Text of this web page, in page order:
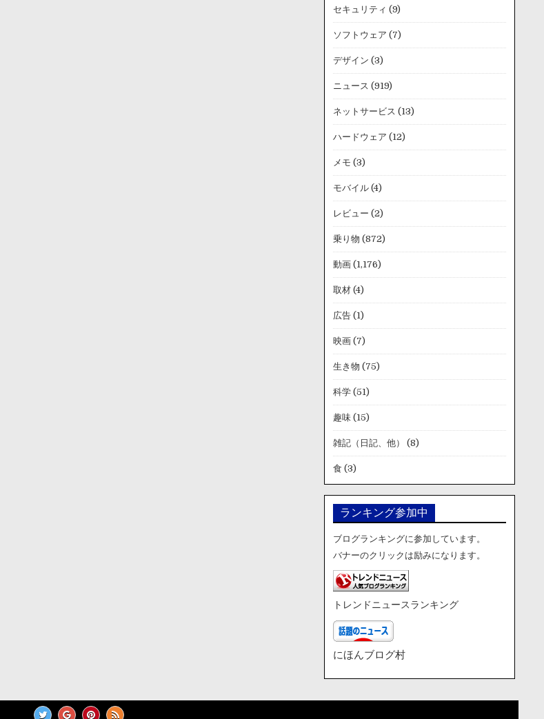
セキュリティ (9)
ソフトウェア (7)
デザイン (3)
ニュース (919)
ネットサービス (13)
ハードウェア (12)
メモ (3)
モバイル(4)
レビュー (2)
乗り物 (872)
動画(1,176)
取材(4)
広告(1)
映画(7)
生き物 (75)
科学(51)
趣味(15)
雑記（日記、他） (8)
食 (3)
ランキング参加中
ブログランキングに参加しています。
バナーのクリックは励みになります。
トレンドニュースランキング
にほんブログ村